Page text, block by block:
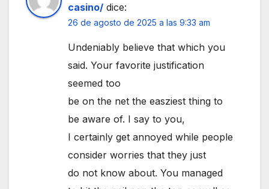
casino/ dice:
26 de agosto de 2025 a las 9:33 am
Undeniably believe that which you
said. Your favorite justification
seemed too
be on the net the easziest thing to
be aware of. I say to you,
I certainly get annoyed while people
consider worries that they just
do not know about. You managed